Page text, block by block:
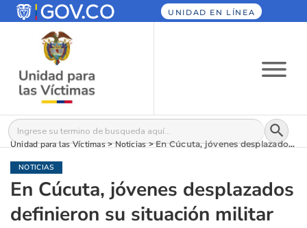
UNIDAD EN LÍNEA
Buscar: Botón
Unidad para las Víctimas>Noticias>En Cúcuta, jóvenes desplazados definieron su situación militar
NOTICIAS
En Cúcuta, jóvenes desplazados
definieron su situación militar